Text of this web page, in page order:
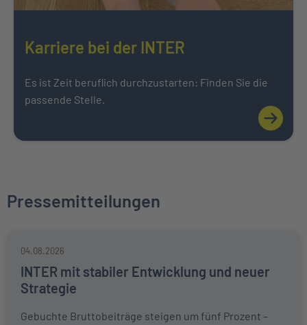
Karriere bei der INTER
Es ist Zeit beruflich durchzustarten: Finden Sie die
passende Stelle.
Mehr
Pressemitteilungen
04.08.2026
INTER mit stabiler Entwicklung und neuer
Strategie
Gebuchte Bruttobeiträge steigen um fünf Prozent –